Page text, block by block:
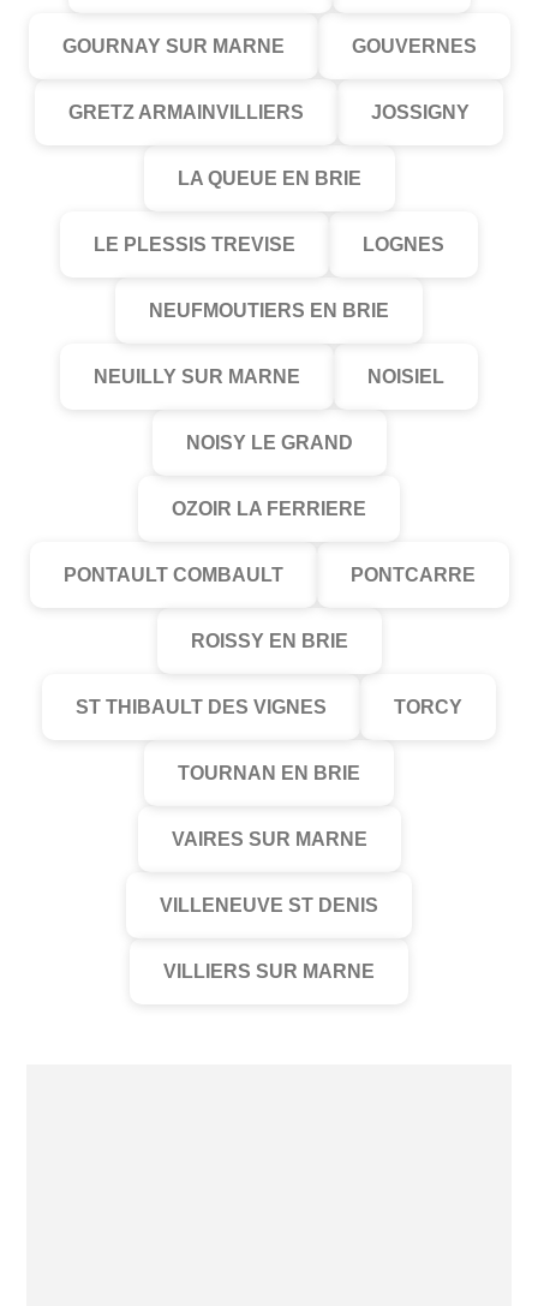
GOURNAY SUR MARNE GOUVERNES
GRETZ ARMAINVILLIERS JOSSIGNY
LA QUEUE EN BRIE
LE PLESSIS TREVISE LOGNES
NEUFMOUTIERS EN BRIE
NEUILLY SUR MARNE NOISIEL
NOISY LE GRAND
OZOIR LA FERRIERE
PONTAULT COMBAULT PONTCARRE
ROISSY EN BRIE
ST THIBAULT DES VIGNES TORCY
TOURNAN EN BRIE
VAIRES SUR MARNE
VILLENEUVE ST DENIS
VILLIERS SUR MARNE